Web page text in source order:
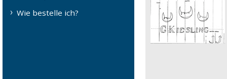
Wie bestelle ich?